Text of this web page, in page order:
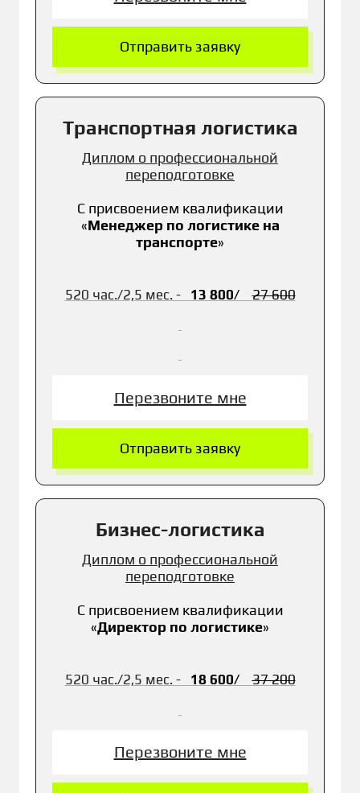
Отправить заявку
Транспортная логистика
Диплом о профессиональной
переподготовке
С присвоением квалификации
«Менеджер по логистике на
транспорте»
520 час./2,5 мес. - 13 800/27 600
Перезвоните мне
Отправить заявку
Бизнес-логистика
Диплом о профессиональной
переподготовке
С присвоением квалификации
«Директор по логистике»
520 час./2,5 мес. - 18 600/37 200
Перезвоните мне